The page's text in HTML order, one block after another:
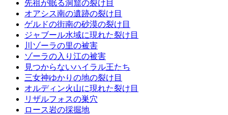
先祖が眠る洞窟の裂け目
オアシス南の遺跡の裂け目
ゲルドの街南の砂漠の裂け目
ジャブール水域に現れた裂け目
川ゾーラの里の被害
ゾーラの入り江の被害
見つからないハイラル王たち
三女神ゆかりの地の裂け目
オルディン火山に現れた裂け目
リザルフォスの巣穴
ロース岩の採掘地